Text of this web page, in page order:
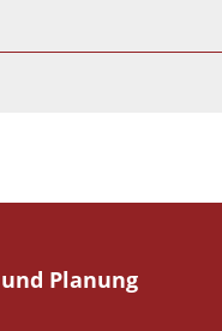
Planung